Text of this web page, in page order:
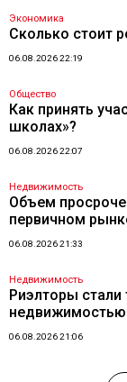
Экономика
Сколько стоит
06.08.2026 22:19
Общество
Как принять
школах»?
06.08.2026 22:07
Недвижимость
Объем
первичном
06.08.2026 21:33
Недвижимость
Риэлторы стали
недвижимостью
06.08.2026 21:06